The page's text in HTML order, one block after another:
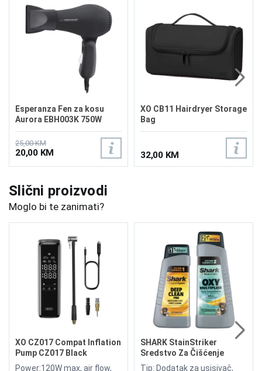
Esperanza Fen za kosu
Aurora EBH003K 750W
25,00 KM
20,00 KM
XO CB11 Hairdryer Storage
Bag
32,00 KM
Slični proizvodi
Moglo bi te zanimati?
XO CZ017 Compat Inflation
Pump CZ017 Black
Power:120W max, air flow,
SHARK StainStriker
Sredstvo Za Čišćenje
Tip: Dodatak za usisivač,